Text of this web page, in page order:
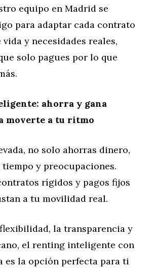
equipo en Madrid se
para adaptar cada contrato
y necesidades reales,
solo pagues por lo que
ahorra y gana
moverte a tu ritmo
no solo ahorras dinero,
y preocupaciones.
rígidos y pagos fijos
a tu movilidad real.
la transparencia y
el renting inteligente con
es la opción perfecta para ti